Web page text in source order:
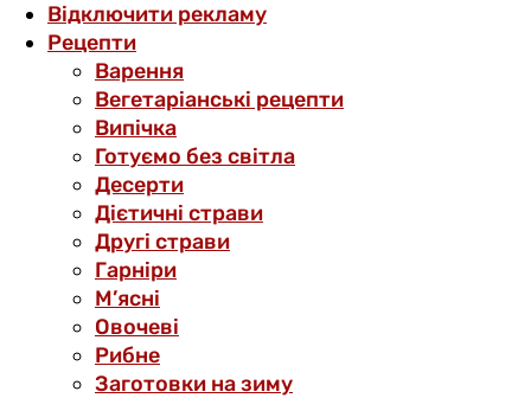
Відключити рекламу
Рецепти
Варення
Вегетаріанські рецепти
Випічка
Готуємо без світла
Десерти
Дієтичні страви
Другі страви
Гарніри
М’ясні
Овочеві
Рибне
Заготовки на зиму